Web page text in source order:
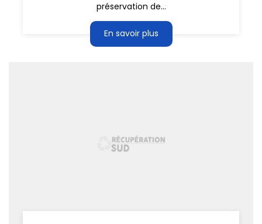
préservation de...
En savoir plus